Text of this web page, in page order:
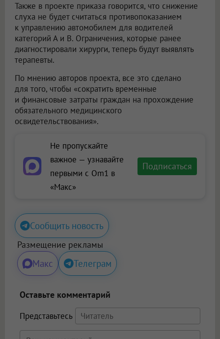
Также в проекте приказа говорится, что снижение
слуха не будет считаться противопоказанием
к управлению автомобилем для водителей
категорий А и B. Ограничения, которые ранее
диагностировали хирурги, теперь будут выявлять
терапевты.
По мнению авторов проекта, все это сделано
для того, чтобы «сократить временные
и финансовые затраты граждан на прохождение
обязательного медицинского
освидетельствования».
Не пропускайте
важное — узнавайте
первыми с Om1 в
«Макс»
Подписаться
Сообщить новость
Размещение рекламы
Макс Телеграм
Оставьте комментарий
Представьтесь